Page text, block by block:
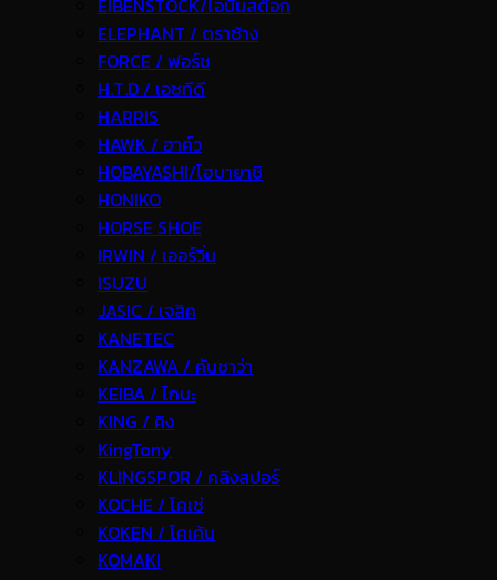
EIBENSTOCK/ไอบีนสต๊อก
ELEPHANT / ตราช้าง
FORCE / ฟอร์ช
H.T.D / เอชทีดี
HARRIS
HAWK / ฮาค์ว
HOBAYASHI/โฮบายาชิ
HONIKO
HORSE SHOE
IRWIN / เออร์วิ่น
ISUZU
JASIC / เจสิค
KANETEC
KANZAWA / คันซาว่า
KEIBA / ไกบะ
KING / คิง
KingTony
KLINGSPOR / คลิงสปอร์
KOCHE / โคเช่
KOKEN / โคเค้น
KOMAKI